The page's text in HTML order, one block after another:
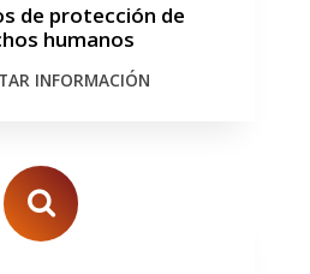
de protección de
humanos
INFORMACIÓN